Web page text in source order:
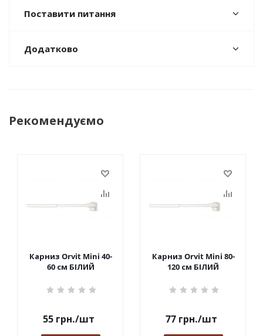
Поставити питання
Додатково
Рекомендуємо
Карниз Orvit Mini 40-
60 см БІЛИЙ
55грн./шт
Карниз Orvit Mini 80-
120 см БІЛИЙ
77грн./шт